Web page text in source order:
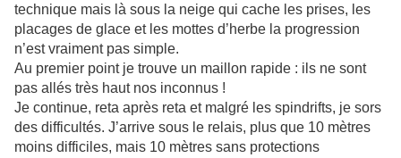
technique mais là sous la neige qui cache les prises, les
placages de glace et les mottes d’herbe la progression
n’est vraiment pas simple.
Au premier point je trouve un maillon rapide : ils ne sont
pas allés très haut nos inconnus !
Je continue, reta après reta et malgré les spindrifts, je sors
des difficultés. J’arrive sous le relais, plus que 10 mètres
moins difficiles, mais 10 mètres sans protections